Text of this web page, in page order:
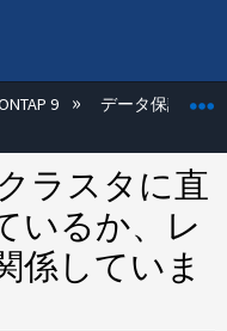
/折りたたむ
9 データ保護
ラスタに直
いるか、レ
係していま